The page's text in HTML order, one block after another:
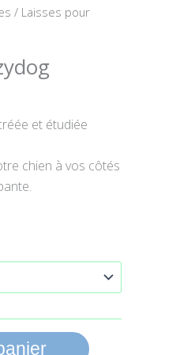
/ Laisses pour
et étudiée
chien à vos côtés